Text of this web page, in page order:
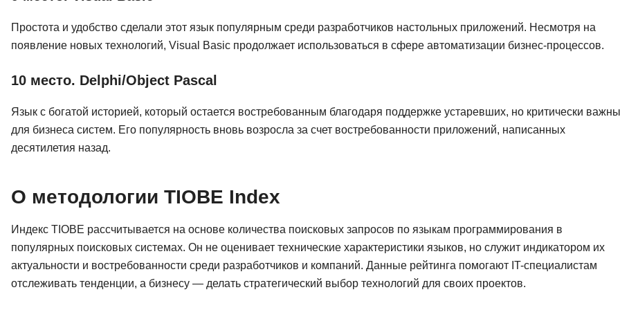
Простота и удобство сделали этот язык популярным среди разработчиков настольных приложений. Несмотря на
появление новых технологий, Visual Basic продолжает использоваться в сфере автоматизации бизнес-процессов.
10 место. Delphi/Object Pascal
Язык с богатой историей, который остается востребованным благодаря поддержке устаревших, но критически
для бизнеса систем. Его популярность вновь возросла за счет востребованности приложений, написанных
десятилетия назад.
О методологии TIOBE Index
Индекс TIOBE рассчитывается на основе количества поисковых запросов по языкам программирования в
популярных поисковых системах. Он не оценивает технические характеристики языков, но служит индикатором их
актуальности и востребованности среди разработчиков и компаний. Данные рейтинга помогают IT-специалистам
отслеживать тенденции, а бизнесу — делать стратегический выбор технологий для своих проектов.